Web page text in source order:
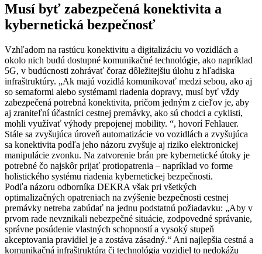
Musí byť zabezpečená konektivita a
kybernetická bezpečnosť
Vzhľadom na rastúcu konektivitu a digitalizáciu vo vozidlách a
okolo nich budú dostupné komunikačné technológie, ako napríklad
5G, v budúcnosti zohrávať čoraz dôležitejšiu úlohu z hľadiska
infraštruktúry. „Ak majú vozidlá komunikovať medzi sebou, ako aj
so semaformi alebo systémami riadenia dopravy, musí byť vždy
zabezpečená potrebná konektivita, pričom jedným z cieľov je, aby
aj zraniteľní účastníci cestnej premávky, ako sú chodci a cyklisti,
mohli využívať výhody prepojenej mobility. “, hovorí Fehlauer.
Stále sa zvyšujúca úroveň automatizácie vo vozidlách a zvyšujúca
sa konektivita podľa jeho názoru zvyšuje aj riziko elektronickej
manipulácie zvonku. Na zatvorenie brán pre kybernetické útoky je
potrebné čo najskôr prijať protiopatrenia – napríklad vo forme
holistického systému riadenia kybernetickej bezpečnosti.
Podľa názoru odborníka DEKRA však pri všetkých
optimalizačných opatreniach na zvýšenie bezpečnosti cestnej
premávky netreba zabúdať na jednu podstatnú požiadavku: „Aby v
prvom rade nevznikali nebezpečné situácie, zodpovedné správanie,
správne posúdenie vlastných schopností a vysoký stupeň
akceptovania pravidiel je a zostáva zásadný.“ Ani najlepšia cestná a
komunikačná infraštruktúra či technológia vozidiel to nedokážu